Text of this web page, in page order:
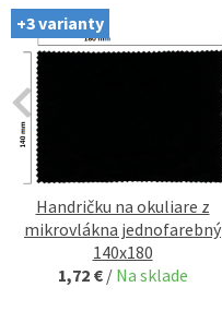
+3 varianty
Handričku na okuliare z
mikrovlákna jednofarebný
140x180
1,72 € / Na sklade